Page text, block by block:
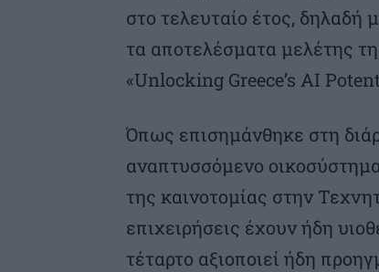
στο τελευταίο έτος,
τα αποτελέσματα μελέτης
«Unlocking Greece’s AI
Όπως επισημάνθηκε στη
αναπτυσσόμενο
της καινοτομίας στην
επιχειρήσεις έχουν ήδη
τέταρτο αξιοποιεί ήδη